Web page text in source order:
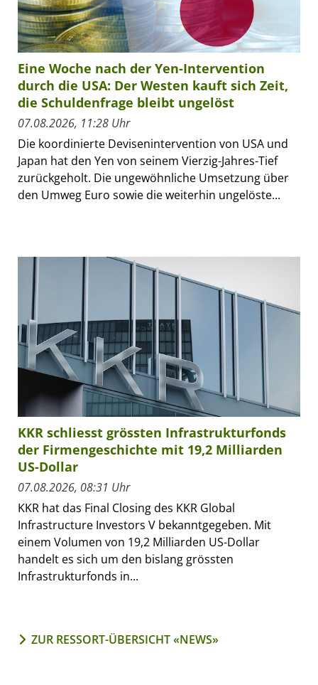
Eine Woche nach der Yen-Intervention
durch die USA: Der Westen kauft sich Zeit,
die Schuldenfrage bleibt ungelöst
07.08.2026, 11:28 Uhr
Die koordinierte Devisenintervention von USA und
Japan hat den Yen von seinem Vierzig-Jahres-Tief
zurückgeholt. Die ungewöhnliche Umsetzung über
den Umweg Euro sowie die weiterhin ungelöste...
KKR schliesst grössten Infrastrukturfonds
der Firmengeschichte mit 19,2 Milliarden
US-Dollar
07.08.2026, 08:31 Uhr
KKR hat das Final Closing des KKR Global
Infrastructure Investors V bekanntgegeben. Mit
einem Volumen von 19,2 Milliarden US-Dollar
handelt es sich um den bislang grössten
Infrastrukturfonds in...
ZUR RESSORT-ÜBERSICHT «NEWS»